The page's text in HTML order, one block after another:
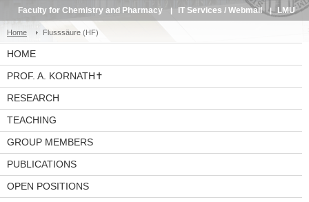
Faculty for Chemistry and Pharmacy IT Services / Webmail LMU
Service Portal
Home Flusssäure (HF)
HOME
PROF. A. KORNATH✝
RESEARCH
TEACHING
GROUP MEMBERS
PUBLICATIONS
OPEN POSITIONS